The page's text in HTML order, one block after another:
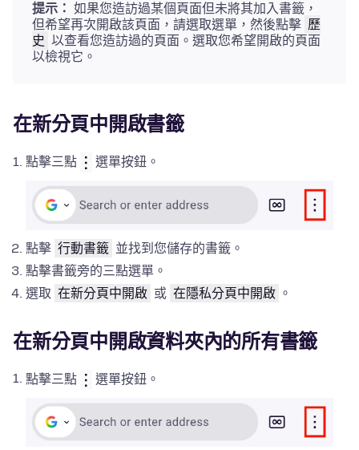
提示： 如果您造訪過某個頁面但未將其加入書籤，
但希望再次開啟該頁面，請選取選單，然後點擊 歷
史 以查看您造訪過的頁面。選取您希望開啟的頁面
以檢視它。
在新分頁中開啟書籤
點擊三點 選單按鈕。
點擊 行動書籤 並找到您儲存的書籤。
點擊書籤旁的三點選單。
選取 在新分頁中開啟 或 在隱私分頁中開啟 。
在新分頁中開啟資料夾內的所有書籤
點擊三點 選單按鈕。